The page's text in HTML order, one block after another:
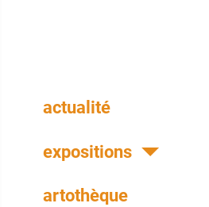
actualité
expositions
artothèque